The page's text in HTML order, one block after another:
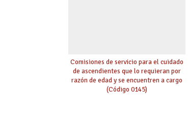
Comisiones de servicio para el cuidado
de ascendientes que lo requieran por
razón de edad y se encuentren a cargo
(Código 0145)